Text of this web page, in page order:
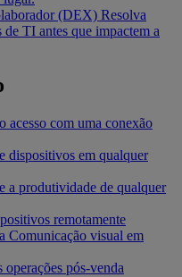
(DEX) Resolva
TI antes que impactem a
acesso com uma conexão
dispositivos em qualquer
a produtividade de qualquer
remotamente
Comunicação visual em
operações pós-venda